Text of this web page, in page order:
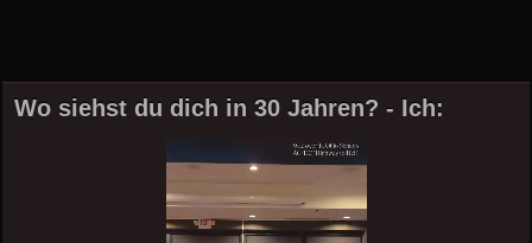
Wo siehst du dich in 30 Jahren? - Ich: